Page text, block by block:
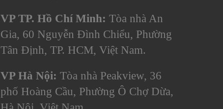
VP TP. Hồ Chí Minh: Tòa nhà An
Gia, 60 Nguyễn Đình Chiểu, Phường
Tân Định, TP. HCM, Việt Nam.
VP Hà Nội: Tòa nhà Peakview, 36
phố Hoàng Cầu, Phường Ô Chợ Dừa,